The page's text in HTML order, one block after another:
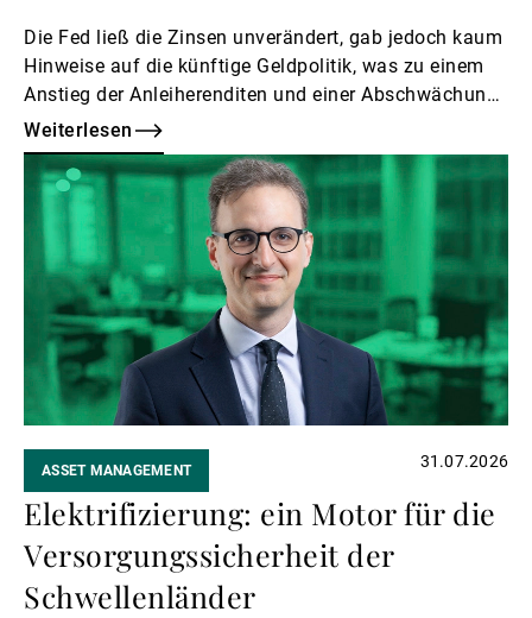
Die Fed ließ die Zinsen unverändert, gab jedoch kaum
Hinweise auf die künftige Geldpolitik, was zu einem
Anstieg der Anleiherenditen und einer Abschwächung
des Dollars führte.
Weiterlesen
Weiterlesen
ASSET MANAGEMENT 31.07.2026
Elektrifizierung: ein Motor für die
Versorgungssicherheit der
Schwellenländer